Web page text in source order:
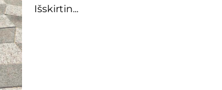
Išskirtin...